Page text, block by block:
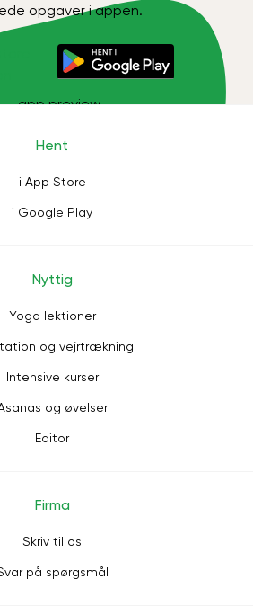
opgaver i appen.
Hent
i App Store
i Google Play
Nyttig
Yoga lektioner
og vejrtrækning
Intensive kurser
og øvelser
Editor
Firma
Skriv til os
på spørgsmål